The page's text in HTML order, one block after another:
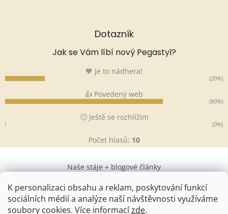
K personalizaci obsahu a reklam, poskytování funkcí
sociálních médií a analýze naší návštěvnosti využíváme
soubory cookies. Více informacízde.
Dotazník
Jak se Vám líbí nový Pegastyl?
🧡 Je to nádhera!
(20%)
👍 Povedený web
(80%)
🙂 Ještě se rozhlížím
(0%)
Počet hlasů: 10
Naše stáje + blogové články